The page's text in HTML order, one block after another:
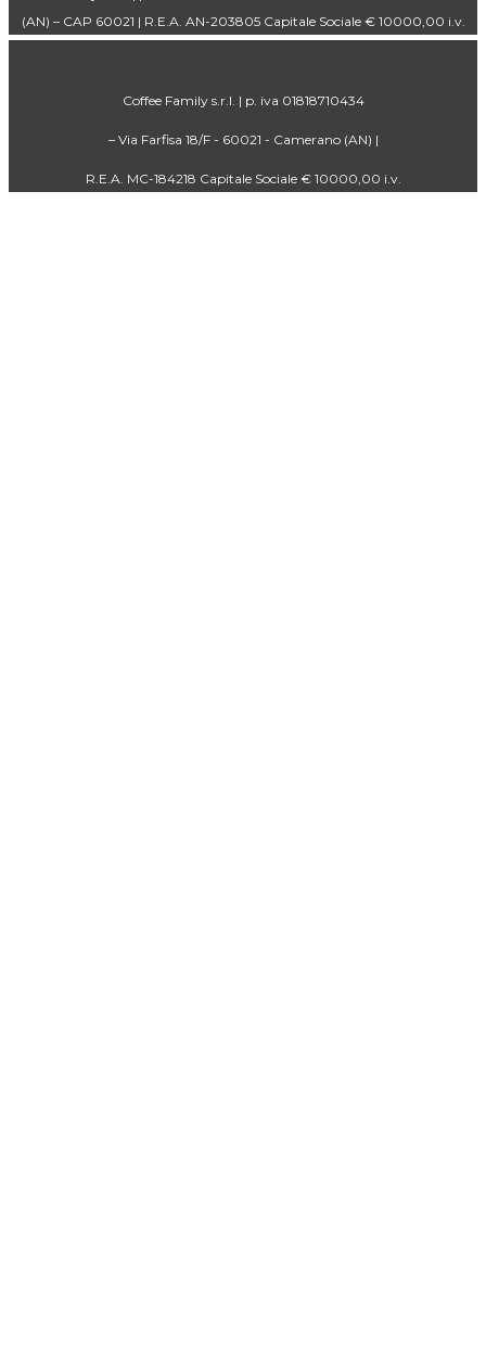
(AN) – CAP 60021 | R.E.A. AN-203805 Capitale Sociale € 10000,00 i.v.
Coffee Family s.r.l. | p. iva 01818710434
– Via Farfisa 18/F - 60021 - Camerano (AN) |
R.E.A. MC-184218 Capitale Sociale € 10000,00 i.v.